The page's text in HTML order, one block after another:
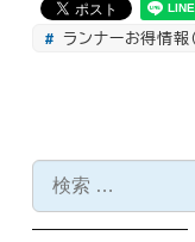
ランナーお得情報
索